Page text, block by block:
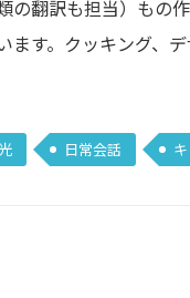
の翻訳も担当）もの
ます。クッキング、
日常会話